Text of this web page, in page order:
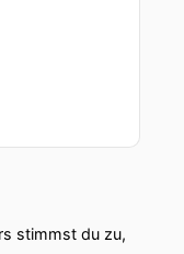
stimmst du zu,